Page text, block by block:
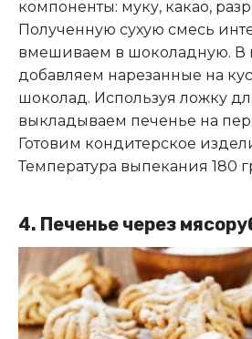
компоненты: муку, какао,
Полученную сухую смесь
вмешиваем в шоколадную. В
добавляем нарезанные на
шоколад. Используя ложку
выкладываем печенье на
Готовим кондитерское
Температура выпекания 180
4. Печенье через